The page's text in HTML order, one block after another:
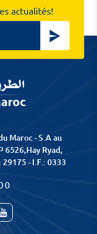
actualités!
Maroc - S.A au
6526,Hay Ryad,
- I.F.: 0333